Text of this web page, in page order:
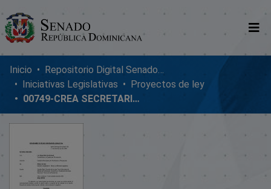
Comunidades
Glosario
Nosotros
Inicio
Repositorio Digital SenadoRD
Iniciativas Legislativas
Proyectos de ley
00749-CREA SECRETARIA DE PLANIFICACION Y DESARROLLO EN SISTUTICION ACTUAL